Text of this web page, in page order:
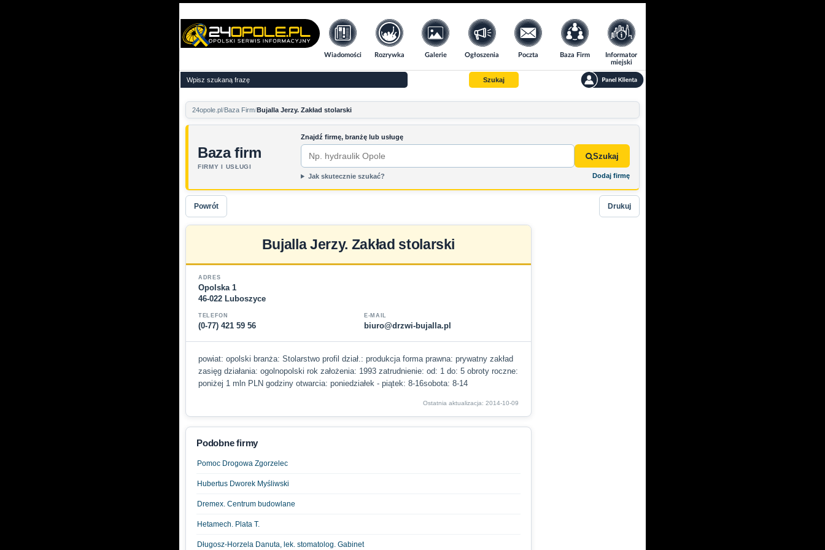
Wiadomości Rozrywka Galerie Ogłoszenia Poczta Baza Firm
Informator
miejski
Szukaj
24opole.pl Baza Firm Bujalla Jerzy. Zakład stolarski
Baza firm
FIRMY I USŁUGI
Znajdź firmę, branżę lub usługę
Szukaj
Jak skutecznie szukać? Dodaj firmę
Powrót Drukuj
Bujalla Jerzy. Zakład stolarski
ADRES
Opolska 1
46-022 Luboszyce
TELEFON
(0-77) 421 59 56
E-MAIL
biuro@drzwi-bujalla.pl
powiat: opolski branża: Stolarstwo profil dział.: produkcja forma prawna: prywatny zakład
zasięg działania: ogolnopolski rok założenia: 1993 zatrudnienie: od: 1 do: 5 obroty roczne:
poniżej 1 mln PLN godziny otwarcia: poniedziałek - piątek: 8-16sobota: 8-14
Ostatnia aktualizacja: 2014-10-09
Podobne firmy
Pomoc Drogowa Zgorzelec
Hubertus Dworek Myśliwski
Dremex. Centrum budowlane
Hetamech. Plata T.
Długosz-Horzela Danuta, lek. stomatolog. Gabinet